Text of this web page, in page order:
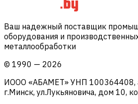
Ваш надежный поставщик
оборудования и
металлообработки
© 1990 — 2026
ИООО «АБАМЕТ» УНП 100364408,
г.Минск, ул.Лукьяновича, дом 10,